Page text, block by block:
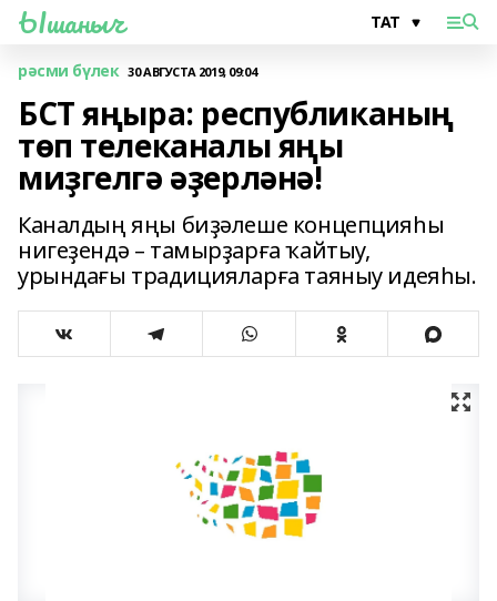
Ышаныч
рәсми бүлек 30 АВГУСТА 2019, 09:04
БСТ яңыра: республиканың
төп телеканалы яңы
миҙгелгә әҙерләнә!
Каналдың яңы биҙәлеше концепцияһы
нигеҙендә – тамырҙарға ҡайтыу,
урындағы традицияларға таяныу идеяһы.